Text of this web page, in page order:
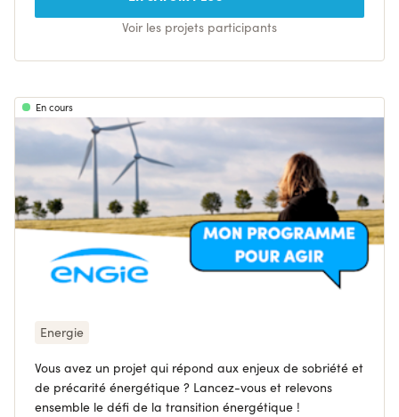
Voir les projets participants
En cours
Energie
Vous avez un projet qui répond aux enjeux de sobriété et
de précarité énergétique ? Lancez-vous et relevons
ensemble le défi de la transition énergétique !